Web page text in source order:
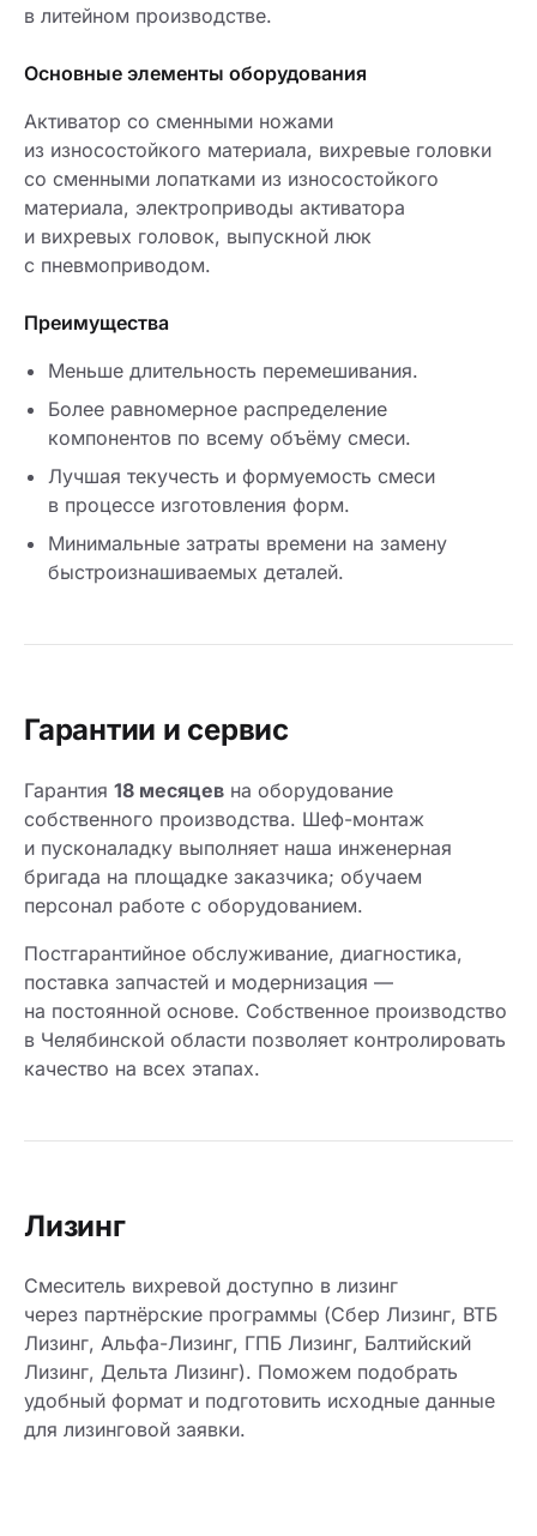
в литейном производстве.
Основные элементы оборудования
Активатор со сменными ножами
из износостойкого материала, вихревые головки
со сменными лопатками из износостойкого
материала, электроприводы активатора
и вихревых головок, выпускной люк
с пневмоприводом.
Преимущества
Меньше длительность перемешивания.
Более равномерное распределение
компонентов по всему объёму смеси.
Лучшая текучесть и формуемость смеси
в процессе изготовления форм.
Минимальные затраты времени на замену
быстроизнашиваемых деталей.
Гарантии и сервис
Гарантия 18 месяцев на оборудование
собственного производства. Шеф-монтаж
и пусконаладку выполняет наша инженерная
бригада на площадке заказчика; обучаем
персонал работе с оборудованием.
Постгарантийное обслуживание, диагностика,
поставка запчастей и модернизация —
на постоянной основе. Собственное производство
в Челябинской области позволяет контролировать
качество на всех этапах.
Лизинг
Смеситель вихревой доступно в лизинг
через партнёрские программы (Сбер Лизинг, ВТБ
Лизинг, Альфа-Лизинг, ГПБ Лизинг, Балтийский
Лизинг, Дельта Лизинг). Поможем подобрать
удобный формат и подготовить исходные данные
для лизинговой заявки.